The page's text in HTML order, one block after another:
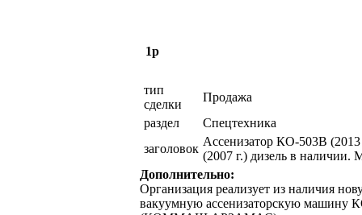
1р
тип
сделки
Продажа
раздел
Спецтехника
заголовок
Ассенизатор КО-503В
(2007 г.) дизель в наличии.
Дополнительно:
Организация реализует из наличия
вакуумную ассенизаторскую машину